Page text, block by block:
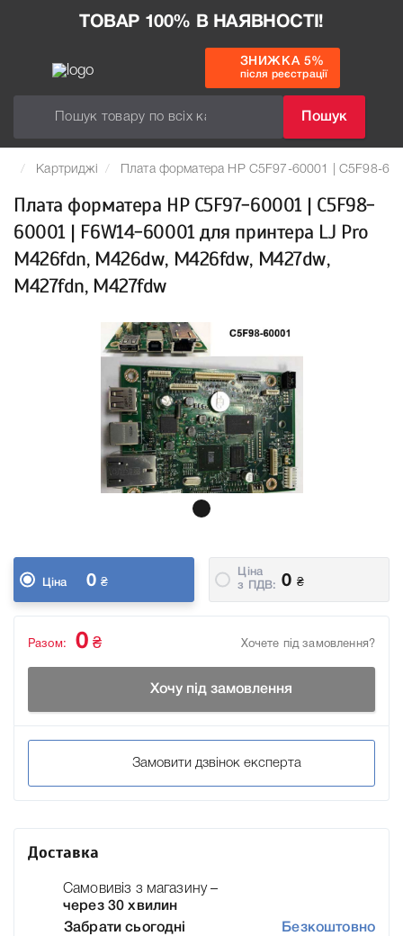
ТОВАР 100% В НАЯВНОСТІ!
Пошук
ЗНИЖКА 5%
після реєстрації
Картриджі Плата форматера HP C5F97-60001 | C5F98-
Плата форматера HP C5F97-60001 | C5F98-
60001 | F6W14-60001 для принтера LJ Pro
M426fdn, M426dw, M426fdw, M427dw,
M427fdn, M427fdw
Ціна 0 ₴
Ціна
з ПДВ:
0 ₴
Хочете під замовлення?
Разом: 0 ₴
Хочу під замовлення
Замовити дзвінок експерта
Доставка
Самовивіз з магазину –
через 30 хвилин
Забрати сьогодні
Безкоштовно